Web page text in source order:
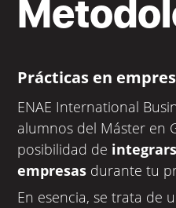
Prácticas en
ENAE International
alumnos del Máster en
posibilidad de
empresas durante tu
En esencia, se trata de